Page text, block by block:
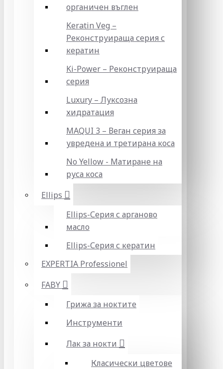
органичен въглен
Keratin Veg –
Реконструираща серия с
кератин
Ki-Power – Реконструираща
серия
Luxury – Луксозна
хидратация
MAQUI 3 – Веган серия за
увредена и третирана коса
No Yellow - Матиране на
руса коса
Ellips
Ellips-Серия с арганово
масло
Ellips-Серия с кератин
EXPERTIA Professionel
FABY
Грижа за ноктите
Инструменти
Лак за нокти
Класически цветове